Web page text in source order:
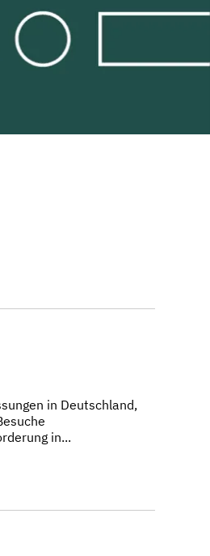
in Deutschland,
in...